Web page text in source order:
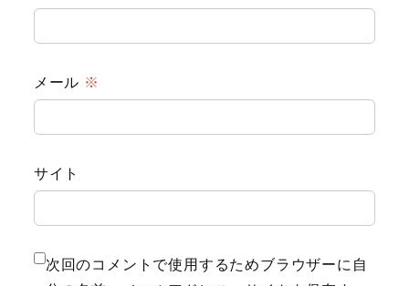
メール ※
サイト
次回のコメントで使用するためブラウザーに自